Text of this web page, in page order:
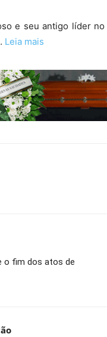
e seu antigo líder
Leia mais
o fim dos atos de